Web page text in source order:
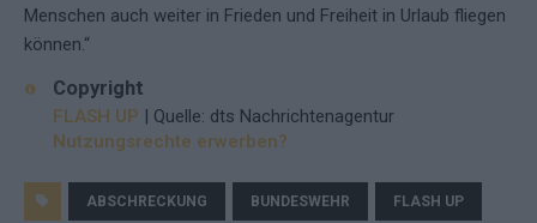
Menschen auch weiter in Frieden und Freiheit in Urlaub fliegen
können.“
Copyright
FLASH UP | Quelle: dts Nachrichtenagentur
Nutzungsrechte erwerben?
ABSCHRECKUNG BUNDESWEHR FLASH UP